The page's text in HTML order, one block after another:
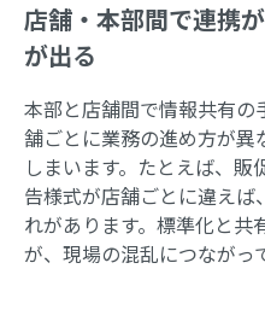
店舗・本部間で連携
が出る
本部と店舗間で情報共有の
舗ごとに業務の進め方が異
しまいます。たとえば、
告様式が店舗ごとに違え
れがあります。標準化と共
が、現場の混乱につながっ